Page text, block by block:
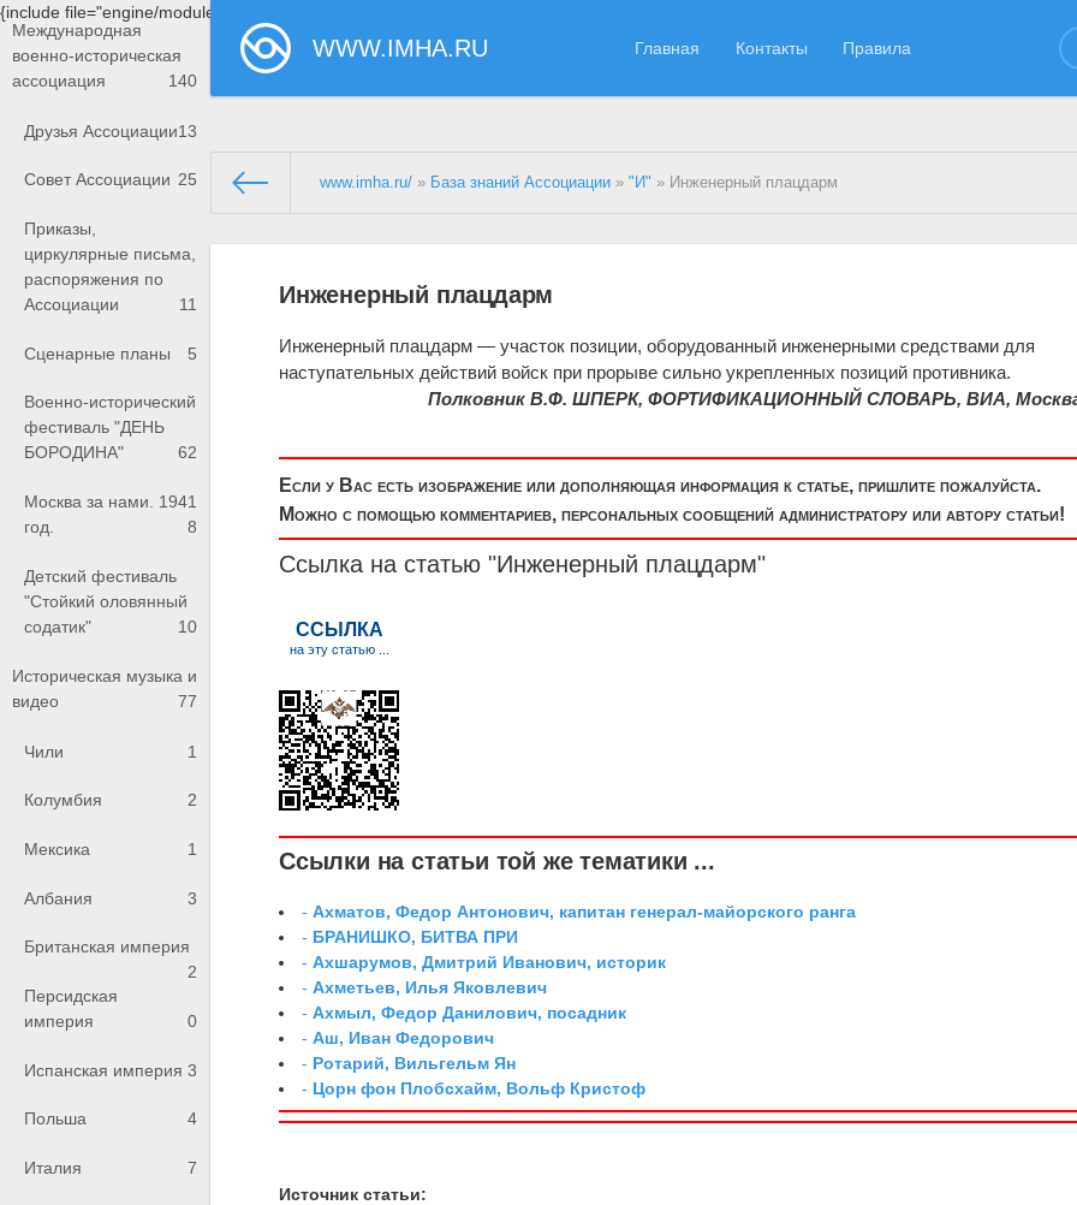
{include file="engine/modules/saperu/head.php"}
WWW.IMHA.RU Главная Контакты Правила
Международная
военно-историческая
ассоциация
140
Друзья Ассоциации13
Совет Ассоциации 25
Приказы,
циркулярные письма,
распоряжения по
Ассоциации
11
Сценарные планы 5
Военно-исторический
фестиваль "ДЕНЬ
БОРОДИНА"
62
Москва за нами. 1941
год.
8
Детский фестиваль
"Стойкий оловянный
содатик"
10
Историческая музыка и
видео
77
Чили 1
Колумбия 2
Мексика 1
Албания 3
Британская империя
2
Персидская
империя
0
Испанская империя 3
Польша 4
Италия 7
www.imha.ru/ » База знаний Ассоциации »"И" » Инженерный плацдарм
Инженерный плацдарм
Инженерный плацдарм — участок позиции, оборудованный инженерными средствами для
наступательных действий войск при прорыве сильно укрепленных позиций противника.
Полковник В.Ф. ШПЕРК, ФОРТИФИКАЦИОННЫЙ СЛОВАРЬ, ВИА,
Если у Вас есть изображение или дополняющая информация к статье, пришлите пожалуйста.
Можно с помощью комментариев, персональных сообщений администратору или автору статьи!
Ссылка на статью "Инженерный плацдарм"
Ссылки на статьи той же тематики ...
-Ахматов, Федор Антонович, капитан генерал-майорского ранга
- БРАНИШКО, БИТВА ПРИ
-Ахшарумов, Дмитрий Иванович, историк
-Ахметьев, Илья Яковлевич
-Ахмыл, Федор Данилович, посадник
-Аш, Иван Федорович
- Ротарий, Вильгельм Ян
- Цорн фон Плобсхайм, Вольф Кристоф
Источник статьи: